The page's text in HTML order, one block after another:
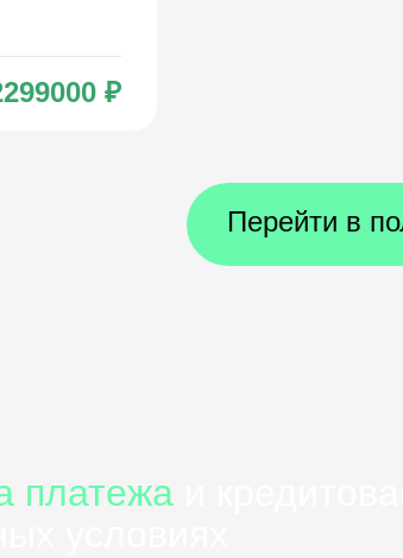
₽
Перейти в
платежа